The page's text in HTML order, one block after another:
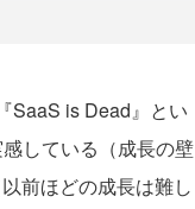
SaaS is Dead』とい
している（成長の壁
前ほどの成長は難し